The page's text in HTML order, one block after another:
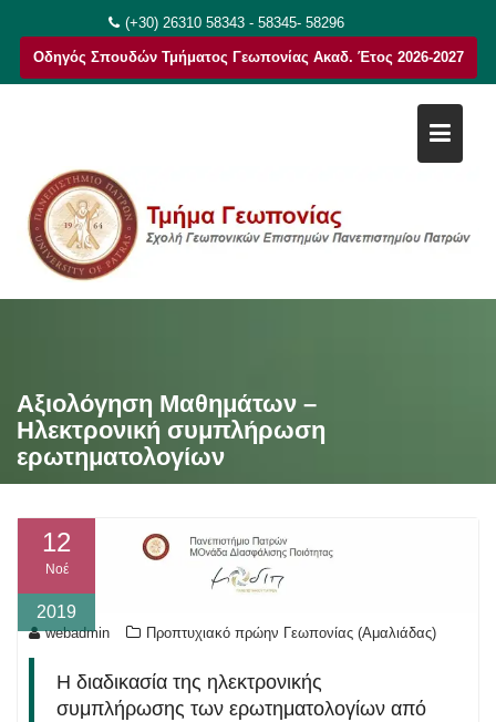
στο
περιεχόμενο
(+30) 26310 58343 - 58345- 58296
Οδηγός Σπουδών Τμήματος Γεωπονίας Ακαδ. Έτος 2026-2027
Αξιολόγηση Μαθημάτων –
Ηλεκτρονική συμπλήρωση
ερωτηματολογίων
12
Νοέ
2019
webadmin Προπτυχιακό πρώην Γεωπονίας (Αμαλιάδας)
Η διαδικασία της ηλεκτρονικής
συμπλήρωσης των ερωτηματολογίων από